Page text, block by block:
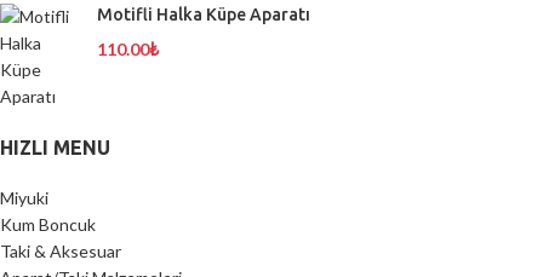
Motifli Halka Küpe Aparatı
110.00₺
HIZLI MENU
Miyuki
Kum Boncuk
Taki & Aksesuar